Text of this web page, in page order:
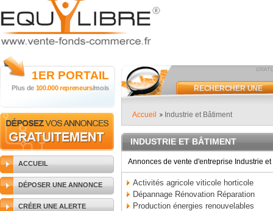
1ER PORTAIL
Plus de 100.000 repreneurs/mois
ACCUEIL
DÉPOSER UNE ANNONCE
CRÉER UNE ALERTE
RECHERCHER UNE
Accueil
Industrie et Bâtiment
INDUSTRIE ET BÂTIMENT
Annonces de vente d'entreprise Industrie
Activités agricole viticole horticole
Dépannage Rénovation Réparation
Production énergies renouvelables